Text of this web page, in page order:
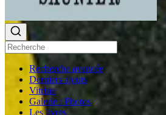
Recherche avancée
Derniers ajouts
Vitrine
Galerie / Photos
Les livres